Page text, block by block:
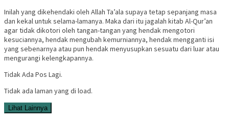
Inilah yang dikehendaki oleh Allah Ta’ala supaya tetap sepanjang masa
dan kekal untuk selama-lamanya. Maka dari itu jagalah kitab Al-Qur’an
agar tidak dikotori oleh tangan-tangan yang hendak mengotori
kesuciannya, hendak mengubah kemurniannya, hendak mengganti isi
yang sebenarnya atau pun hendak menyusupkan sesuatu dari luar atau
mengurangi kelengkapannya.
Tidak Ada Pos Lagi.
Tidak ada laman yang di load.
Lihat Lainnya